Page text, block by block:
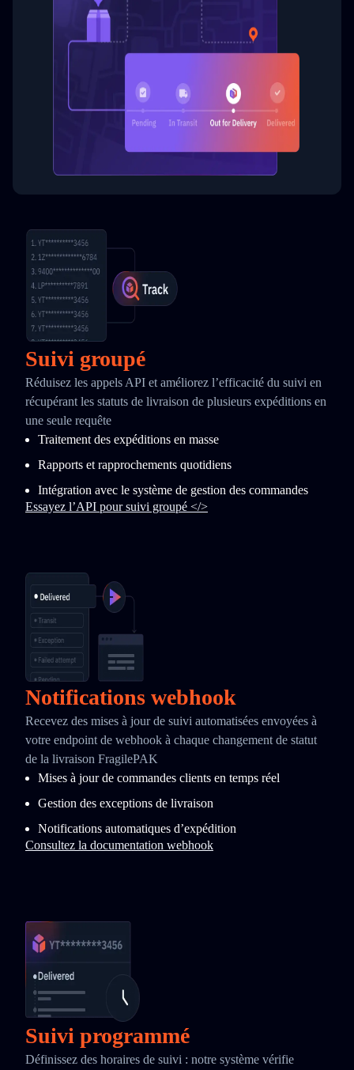
Suivi groupé
Réduisez les appels API et améliorez l’efficacité du suivi en
récupérant les statuts de livraison de plusieurs expéditions en
une seule requête
Traitement des expéditions en masse
Rapports et rapprochements quotidiens
Intégration avec le système de gestion des commandes
Essayez l’API pour suivi groupé </>
Notifications webhook
Recevez des mises à jour de suivi automatisées envoyées à
votre endpoint de webhook à chaque changement de statut
de la livraison FragilePAK
Mises à jour de commandes clients en temps réel
Gestion des exceptions de livraison
Notifications automatiques d’expédition
Consultez la documentation webhook
Suivi programmé
Définissez des horaires de suivi : notre système vérifie